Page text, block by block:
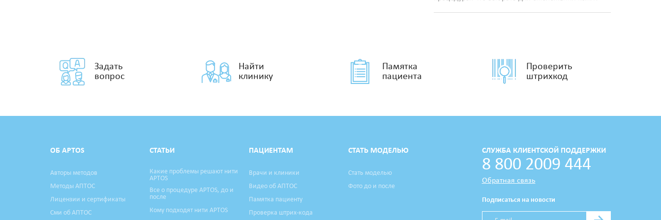
Задать
вопрос
Найти
клинику
Памятка
пациента
Проверить
штрихкод
ОБ APTOS
Авторы методов
Методы АПТОС
Лицензии и сертификаты
Сми об АПТОС
СТАТЬИ
Какие проблемы решают нити
APTOS
Все о процедуре APTOS, до и
после
Кому подходят нити APTOS
ПАЦИЕНТАМ
Врачи и клиники
Видео об АПТОС
Памятка пациенту
Проверка штрих-кода
СТАТЬ МОДЕЛЬЮ
Стать моделью
Фото до и после
СЛУЖБА КЛИЕНТСКОЙ ПОДДЕРЖКИ
8 800 2009 444
Обратная связь
Подписаться на новости